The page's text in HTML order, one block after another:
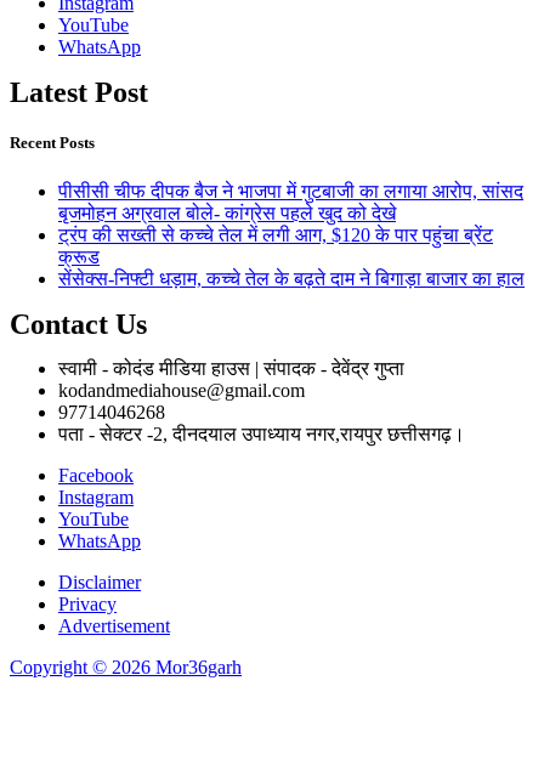
YouTube
WhatsApp
Latest Post
Recent Posts
पीसीसी चीफ दीपक बैज ने भाजपा में गुटबाजी का लगाया आरोप, सांसद
बृजमोहन अग्रवाल बोले- कांग्रेस पहले खुद को देखे
ट्रंप की सख्ती से कच्चे तेल में लगी आग, $120 के पार पहुंचा ब्रेंट
क्रूड
सेंसेक्स-निफ्टी धड़ाम, कच्चे तेल के बढ़ते दाम ने बिगाड़ा बाजार का हाल
Contact Us
स्वामी - कोदंड मीडिया हाउस | संपादक - देवेंद्र गुप्ता
kodandmediahouse@gmail.com
97714046268
पता - सेक्टर -2, दीनदयाल उपाध्याय नगर,रायपुर छत्तीसगढ़।
Facebook
Instagram
YouTube
WhatsApp
Disclaimer
Privacy
Advertisement
Copyright © 2026 Mor36garh